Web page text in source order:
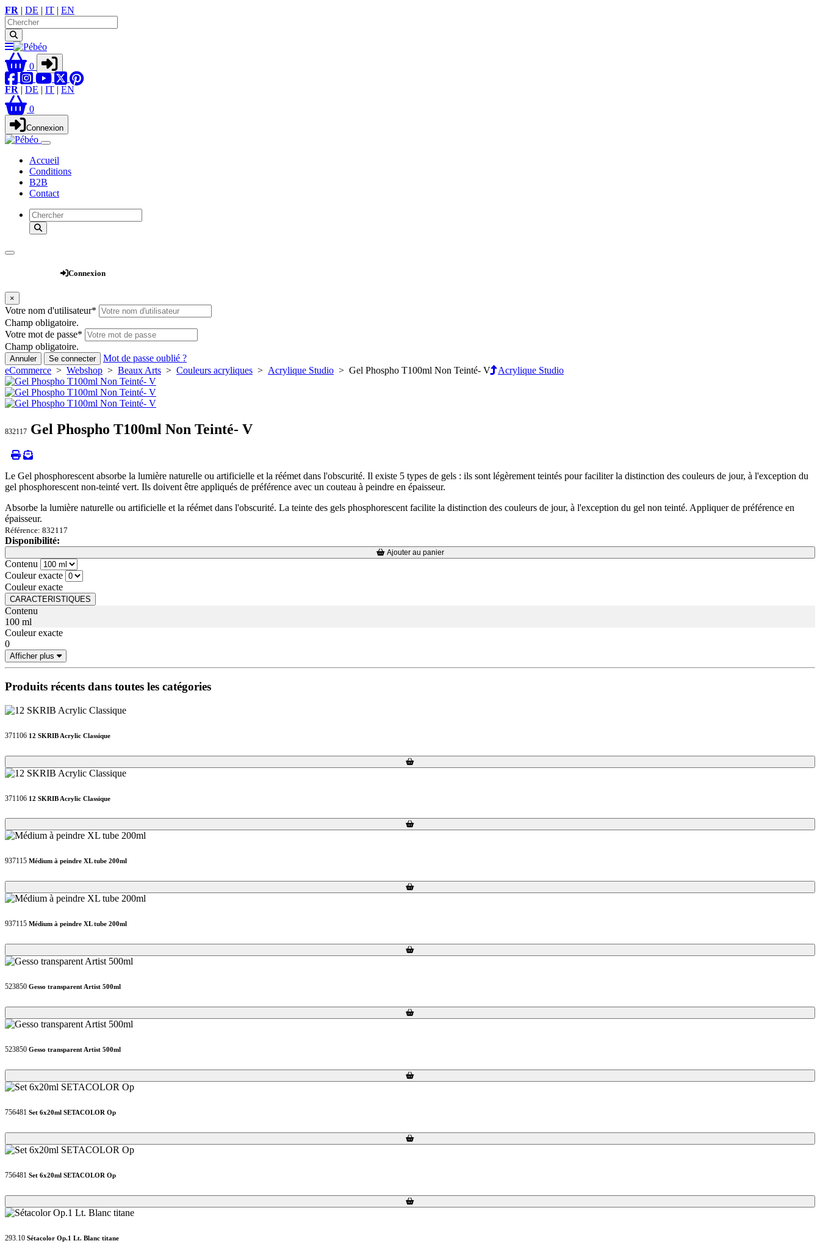
FR | DE | IT | EN
0
FR | DE | IT | EN
0
Connexion
Accueil
Conditions
B2B
Contact
Connexion
×
Votre nom d'utilisateur*
Champ obligatoire.
Votre mot de passe*
Champ obligatoire.
Annuler Se connecter
Mot de passe oublié ?
eCommerce > Webshop > Beaux Arts > Couleurs acryliques > Acrylique Studio > Gel Phospho T100ml Non Teinté- V Acrylique Studio
832117 Gel Phospho T100ml Non Teinté- V
Le Gel phosphorescent absorbe la lumière naturelle ou artificielle et la réémet dans l'obscurité. Il existe 5 types de gels : ils sont légèrement teintés pour faciliter la distinction des couleurs de jour, à l'exception du
gel phosphorescent non-teinté vert. Ils doivent être appliqués de préférence avec un couteau à peindre en épaisseur.
Absorbe la lumière naturelle ou artificielle et la réémet dans l'obscurité. La teinte des gels phosphorescent facilite la distinction des couleurs de jour, à l'exception du gel non teinté. Appliquer de préférence en
épaisseur.
Référence: 832117
Disponibilité:
Loading...
Loading... Ajouter au panier
Contenu
Couleur exacte
Couleur exacte
CARACTERISTIQUES
Contenu
100 ml
Couleur exacte
0
Afficher plus
Produits récents dans toutes les catégories
371106 12 SKRIB Acrylic Classique
Loading...
Loading...
371106 12 SKRIB Acrylic Classique
Loading...
Loading...
937115 Médium à peindre XL tube 200ml
Loading...
Loading...
937115 Médium à peindre XL tube 200ml
Loading...
Loading...
523850 Gesso transparent Artist 500ml
Loading...
Loading...
523850 Gesso transparent Artist 500ml
Loading...
Loading...
756481 Set 6x20ml SETACOLOR Op
Loading...
Loading...
756481 Set 6x20ml SETACOLOR Op
Loading...
Loading...
293.10 Sétacolor Op.1 Lt. Blanc titane